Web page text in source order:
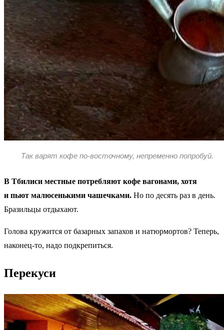
Так варят кофе по-восточному, непременно попробуй.
В Тбилиси местные потребляют кофе вагонами, хотя
и пьют малюсенькими чашечками. Но по десять раз в день.
Бразильцы отдыхают.
Голова кружится от базарных запахов и натюрмортов? Теперь,
наконец-то, надо подкрепиться.
Перекуси